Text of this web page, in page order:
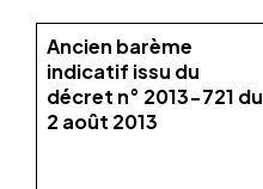
Ancien barème
indicatif issu du
décret n° 2013-721 du
2 août 2013